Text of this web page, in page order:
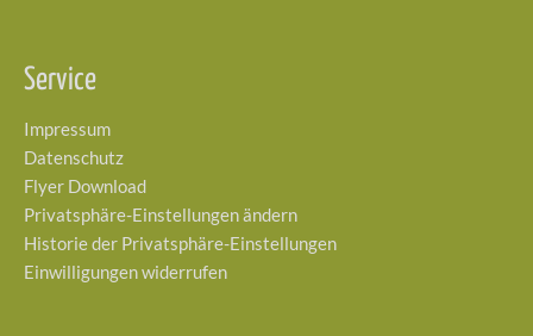
Service
Impressum
Datenschutz
Flyer Download
Privatsphäre-Einstellungen ändern
Historie der Privatsphäre-Einstellungen
Einwilligungen widerrufen